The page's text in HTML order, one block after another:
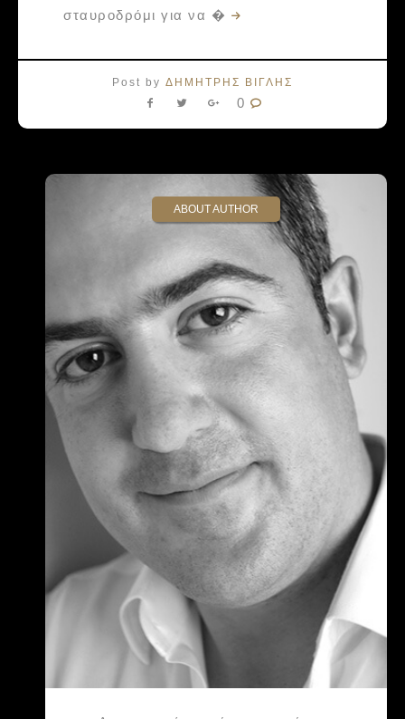
σταυροδρόμι για να �
Post by ΔΗΜΗΤΡΗΣ ΒΙΓΛΗΣ
0
ABOUT AUTHOR